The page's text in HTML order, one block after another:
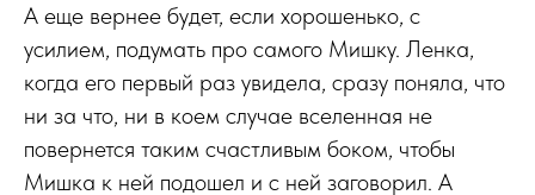
А еще вернее будет, если хорошенько, с
усилием, подумать про самого Мишку. Ленка,
когда его первый раз увидела, сразу поняла, что
ни за что, ни в коем случае вселенная не
повернется таким счастливым боком, чтобы
Мишка к ней подошел и с ней заговорил. А